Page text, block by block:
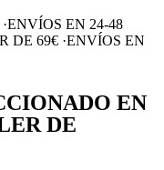
·ENVÍOS EN 24-48
DE 69€ ·ENVÍOS EN
EN
DE